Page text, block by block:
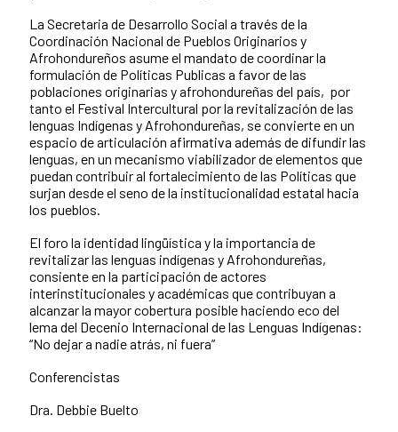
La Secretaria de Desarrollo Social a través de la
Coordinación Nacional de Pueblos Originarios y
Afrohondureños asume el mandato de coordinar la
formulación de Políticas Publicas a favor de las
poblaciones originarias y afrohondureñas del país, por
tanto el Festival Intercultural por la revitalización de las
lenguas Indígenas y Afrohondureñas, se convierte en un
espacio de articulación afirmativa además de difundir las
lenguas, en un mecanismo viabilizador de elementos que
puedan contribuir al fortalecimiento de las Políticas que
surjan desde el seno de la institucionalidad estatal hacia
los pueblos.
El foro la identidad lingüística y la importancia de
revitalizar las lenguas indígenas y Afrohondureñas,
consiente en la participación de actores
interinstitucionales y académicas que contribuyan a
alcanzar la mayor cobertura posible haciendo eco del
lema del Decenio Internacional de las Lenguas Indígenas:
“No dejar a nadie atrás, ni fuera”
Conferencistas
Dra. Debbie Buelto